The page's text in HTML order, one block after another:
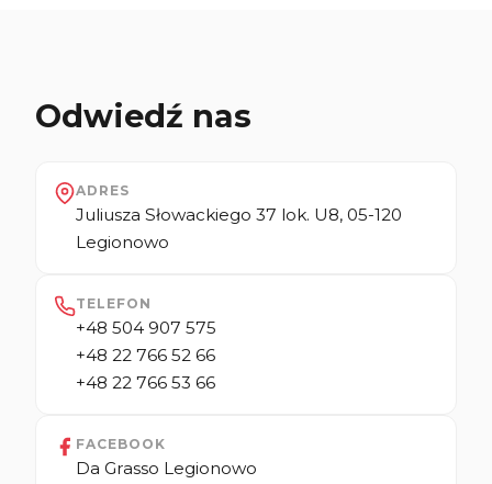
Odwiedź nas
ADRES
Juliusza Słowackiego 37 lok. U8, 05-120
Legionowo
TELEFON
+48 504 907 575
+48 22 766 52 66
+48 22 766 53 66
FACEBOOK
Da Grasso Legionowo